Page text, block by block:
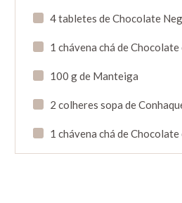
4 tabletes de Chocolate
1 chávena chá de Chocolate
100 g de Manteiga
2 colheres sopa de
1 chávena chá de